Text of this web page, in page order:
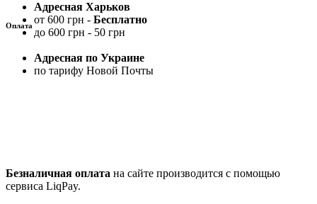
Адресная Харьков
от 600 грн - Бесплатно
до 600 грн - 50 грн
Адресная по Украине
по тарифу Новой Почты
Оплата
Безналичная оплата на сайте производится с помощью
сервиса LiqPay.